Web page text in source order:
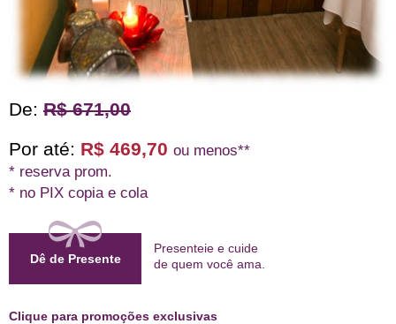
De: R$ 671,00
Por até: R$ 469,70 ou menos**
* reserva prom.
* no PIX copia e cola
Dê de Presente
Presenteie e cuide
de quem você ama
Clique para promoções exclusivas